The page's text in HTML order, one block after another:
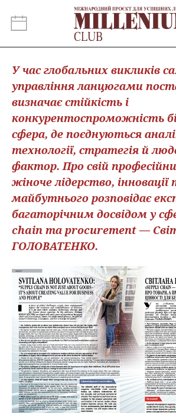
У час глобальних викликів
управління ланцюгами
визначає стійкість і
конкурентоспроможність
сфера, де поєднуються
технології, стратегія й
фактор. Про свій
жіноче лідерство,
майбутнього розповідає
багаторічним досвідом у
chain та procurement —
ГОЛОВАТЕНКО.